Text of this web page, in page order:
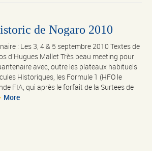
de Nogaro 2010
: Les 3, 4 & 5 septembre 2010 Textes de
d’Hugues Mallet Très beau meeting pour
avec, outre les plateaux habituels
Historiques, les Formule 1 (HFO le
FIA, qui après le forfait de la Surtees de
More